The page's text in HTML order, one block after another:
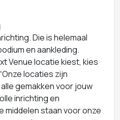
Die is helemaal
en aankleding.
Venue locatie kiest, kies
locaties zijn
gemakken voor jouw
inrichting en
middelen staan voor onze